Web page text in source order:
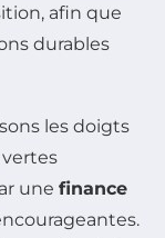
afin que
durables
les doigts
une finance